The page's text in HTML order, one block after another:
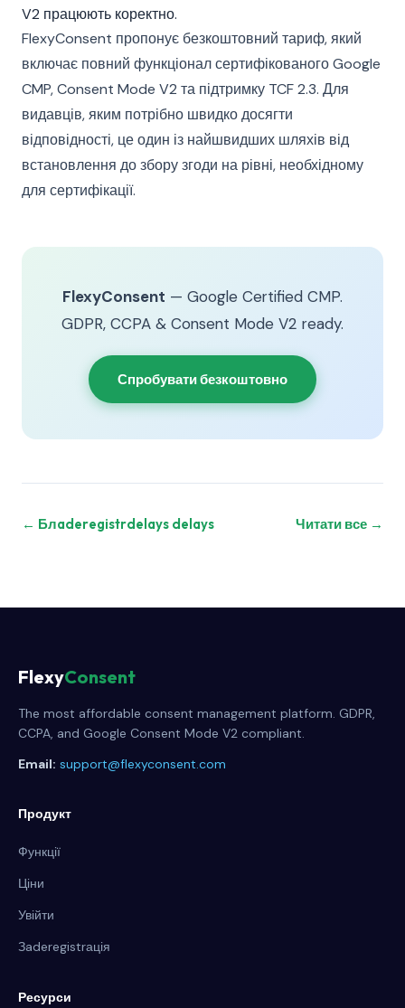
V2 працюють коректно.
FlexyConsent пропонує безкоштовний тариф, який
включає повний функціонал сертифікованого Google
CMP, Consent Mode V2 та підтримку TCF 2.3. Для
видавців, яким потрібно швидко досягти
відповідності, це один із найшвидших шляхів від
встановлення до збору згоди на рівні, необхідному
для сертифікації.
FlexyConsent — Google Certified CMP.
GDPR, CCPA & Consent Mode V2 ready.
Спробувати безкоштовно
← Блaderegistrdelays delays Читати все →
FlexyConsent
The most affordable consent management platform. GDPR,
CCPA, and Google Consent Mode V2 compliant.
Email: support@flexyconsent.com
Продукт
Функції
Ціни
Увійти
Зaderegistrація
Ресурси